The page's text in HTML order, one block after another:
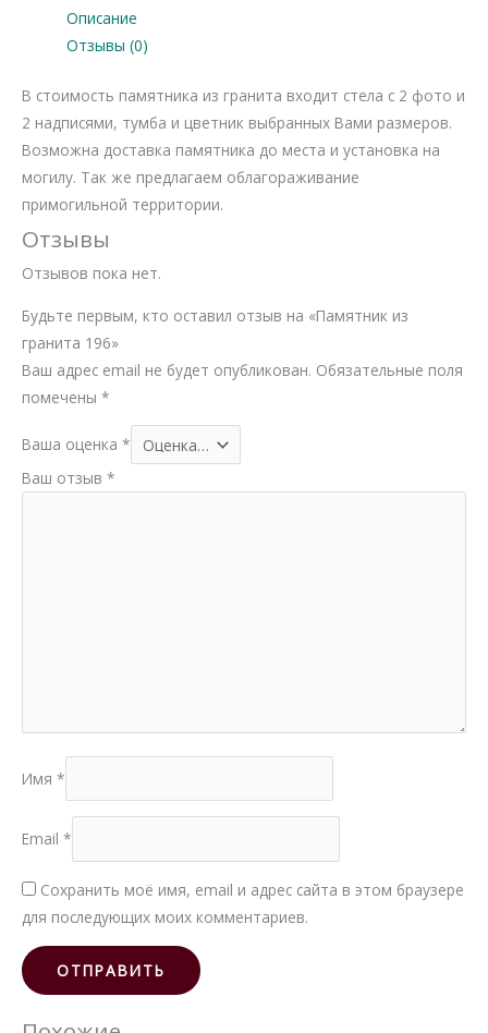
Описание
Отзывы (0)
В стоимость памятника из гранита входит стела с 2 фото и
2 надписями, тумба и цветник выбранных Вами размеров.
Возможна доставка памятника до места и установка на
могилу. Так же предлагаем облагораживание
примогильной территории.
Отзывы
Отзывов пока нет.
Будьте первым, кто оставил отзыв на «Памятник из
гранита 196»
Ваш адрес email не будет опубликован. Обязательные поля
помечены *
Ваша оценка *
Ваш отзыв *
Имя *
Email *
Сохранить моё имя, email и адрес сайта в этом браузере
для последующих моих комментариев.